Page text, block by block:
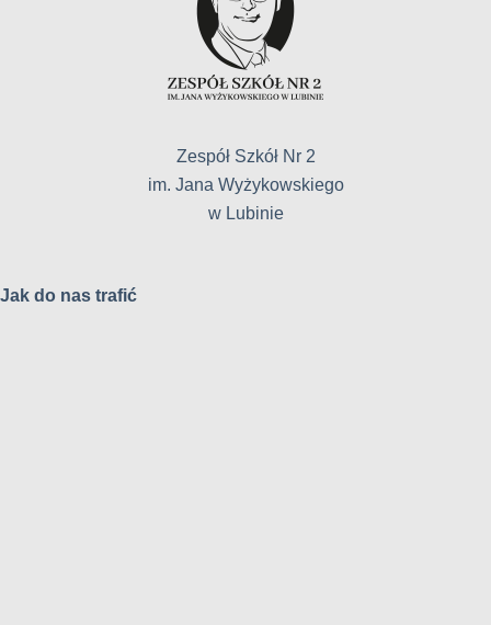
Zespół Szkół Nr 2
im. Jana Wyżykowskiego
w Lubinie
Jak do nas trafić